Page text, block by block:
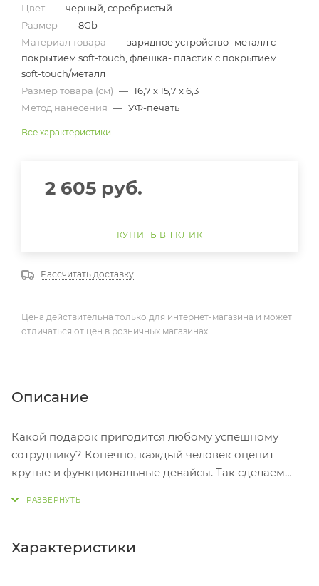
Цвет — черный, серебристый
Размер — 8Gb
Материал товара — зарядное устройство- металл с
покрытием soft-touch, флешка- пластик с покрытием
soft-touch/металл
Размер товара (см) — 16,7 х 15,7 х 6,3
Метод нанесения — УФ-печать
Все характеристики
2 605 руб.
КУПИТЬ В 1 КЛИК
Рассчитать доставку
Цена действительна только для интернет-магазина и может
отличаться от цен в розничных магазинах
Описание
Какой подарок пригодится любому успешному
сотруднику? Конечно, каждый человек оценит
крутые и функциональные девайсы. Так сделаем
любимые задачи. С портативным зарядным
Характеристики